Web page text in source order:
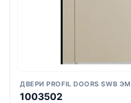
ДВЕРИ PROFIL DOORS SWB
1003502